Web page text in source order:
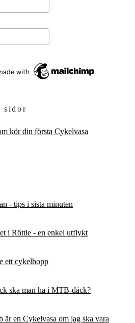
sidor
kör din första Cykelvasa
- tips i sista minuten
i Röttle - en enkel utflykt
ett cykelhopp
ska man ha i MTB-däck?
är en Cykelvasa om jag ska vara